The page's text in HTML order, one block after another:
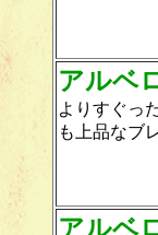
アルベ
よりすぐっ
も上品なブ
アルベ